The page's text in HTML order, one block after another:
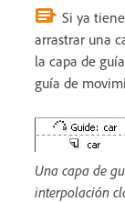
Si ya
arrastrar una
la capa de
guía de
Una capa de
interpolación